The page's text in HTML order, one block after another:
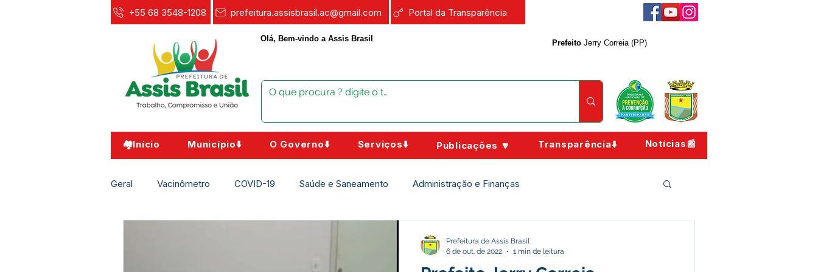
+55 68 3548-1208 prefeitura.assisbrasil.ac@gmail.com Portal da Transparência
Olá, Bem-vindo a Assis Brasil Prefeito Jerry Correia (PP)
🏘️Início Município⬇️ O Governo⬇️ Serviços⬇️ Publicações 🔽 Transparência⬇️ Notícias📰
Geral Vacinômetro COVID-19 Saúde e Saneamento Administração e Finanças
Prefeitura de Assis Brasil
6 de out. de 2022
1 min de leitura